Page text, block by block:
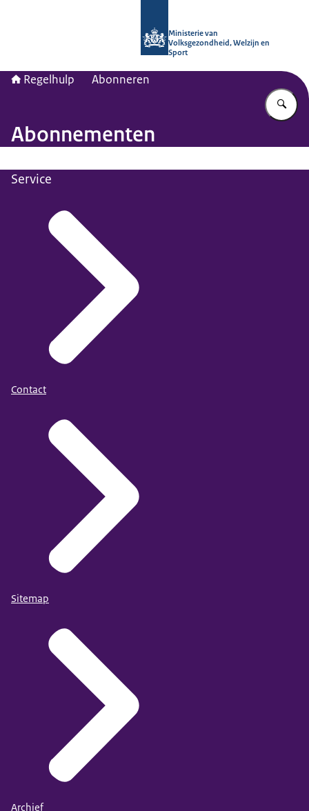
Ministerie van
Volksgezondheid, Welzijn en
Sport
Regelhulp Abonneren
Abonnementen
Service
Contact
Sitemap
Archief